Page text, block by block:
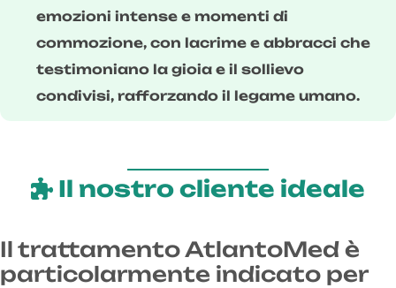
emozioni intense e momenti di
commozione, con lacrime e abbracci che
testimoniano la gioia e il sollievo
condivisi, rafforzando il legame umano.
Il nostro cliente ideale
Il trattamento AtlantoMed è
particolarmente indicato per